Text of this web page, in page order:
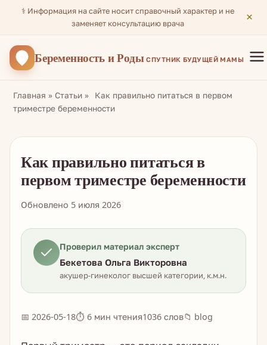
⚕️ Информация на сайте носит справочный характер и не
заменяет консультацию врача
×
Беременностьи Роды СПУТНИК БУДУЩЕЙ МАМЫ
Главная » Статьи » Как правильно питаться в первом
триместре беременности
Как правильно питаться в
первом триместре беременности
Обновлено 5 июля 2026
Проверил материал эксперт
Бекетова Ольга Викторовна
акушер-гинеколог высшей категории, к.м.н.
📅 2026-05-18⏱ 6 мин чтения1036 слов📁 blog